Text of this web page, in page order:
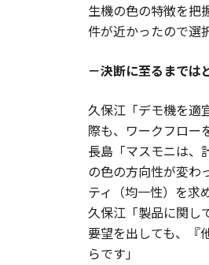
生機の色の特徴を把
件が近かったので選
－決断に至るまでは
久保江「デモ機を適
際も、ワークフロー
長島「マスモニは、
の色の方向性が変わ
ティ（均一性）を求
久保江「製品に関し
要望を出しても、『
らです」